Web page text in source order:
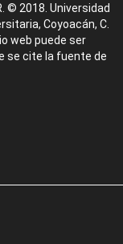
© 2018. Universidad
Coyoacán, C.
web puede ser
se cite la fuente de